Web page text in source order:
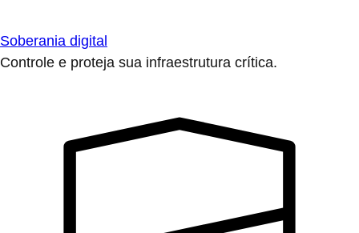
Soberania digital
Controle e proteja sua infraestrutura crítica.